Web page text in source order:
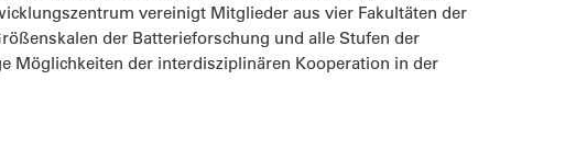
vereinigt Mitglieder aus vier Fakultäten der
der Batterieforschung und alle Stufen der
Möglichkeiten der interdisziplinären Kooperation in der